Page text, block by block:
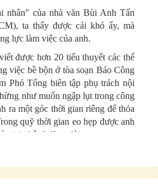
của nhà văn Bùi Anh Tấn
ta thấy được cái khó ấy, mà
lực làm việc của anh.
được hơn 20 tiểu thuyết các thể
việc bề bộn ở tòa soạn Báo Công
Phó Tổng biên tập phụ trách nội
như muốn ngập lụt trong công
ra một góc thời gian riêng để thỏa
quỹ thời gian eo hẹp được anh
giai nhân" đã ra đời.
nước nhà. Cứ xem trong những
về thời gian tương ứng với các